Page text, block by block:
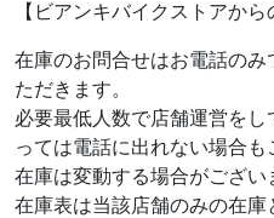
【ビアンキバイクストアから
在庫のお問合せはお電話の
ただきます。
必要最低人数で店舗運営を
っては電話に出れない場合も
在庫は変動する場合がござい
在庫表は当該店舗のみの在